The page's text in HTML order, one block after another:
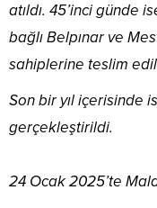
atıldı. 45’inci günde
bağlı Belpınar ve
sahiplerine teslim
Son bir yıl içerisinde
gerçekleştirildi.
24 Ocak 2025’te